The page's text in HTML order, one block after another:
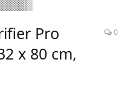
Pro
x 80 cm,
0